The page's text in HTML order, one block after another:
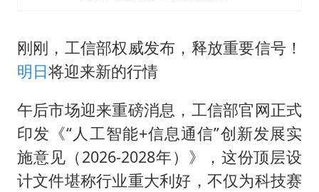
刚刚，工信部权威发布，释放重要信号！
明日将迎来新的行情
午后市场迎来重磅消息，工信部官网正式
印发《“人工智能+信息通信”创新发展实
施意见（2026-2028年）》，这份顶层设
计文件堪称行业重大利好，不仅为科技赛